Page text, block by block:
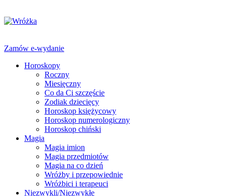
Zamów e-wydanie
Horoskopy
Roczny
Miesięczny
Co da Ci szczęście
Zodiak dziecięcy
Horoskop księżycowy
Horoskop numerologiczny
Horoskop chiński
Magia
Magia imion
Magia przedmiotów
Magia na co dzień
Wróżby i przepowiednie
Wróżbici i terapeuci
Niezwykli/Niezwykłe